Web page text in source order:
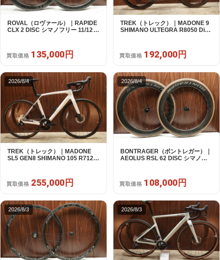
ROVAL（ロヴァール）｜RAPIDE
CLX 2 DISC シマノフリー 11/12s
買取価格 135,000円
TREK（トレック）｜MADONE 9
SHIMANO ULTEGRA R8050 Di2
買取価格 192,000円
2026/8/4
TREK（トレック）｜MADONE
SL5 GEN8 SHIMANO 105 R7120
買取価格 255,000円
2026/8/4
BONTRAGER（ボントレガー）｜
AEOLUS RSL 62 DISC シマノフ
買取価格 108,000円
2026/8/3 2026/8/3